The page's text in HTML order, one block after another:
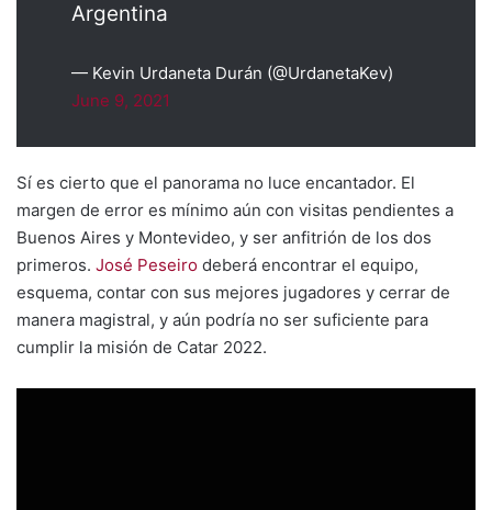
Argentina
— Kevin Urdaneta Durán (@UrdanetaKev)
June 9, 2021
Sí es cierto que el panorama no luce encantador. El
margen de error es mínimo aún con visitas pendientes a
Buenos Aires y Montevideo, y ser anfitrión de los dos
primeros. José Peseiro deberá encontrar el equipo,
esquema, contar con sus mejores jugadores y cerrar de
manera magistral, y aún podría no ser suficiente para
cumplir la misión de Catar 2022.